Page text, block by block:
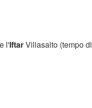
l'IftarVillasalto (tempo di